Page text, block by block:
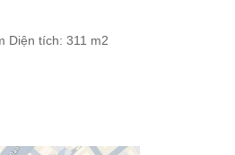
Diện tích: 311 m2